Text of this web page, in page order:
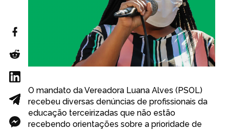
O mandato da Vereadora Luana Alves (PSOL)
recebeu diversas denúncias de profissionais da
educação terceirizadas que não estão
recebendo orientações sobre a prioridade de